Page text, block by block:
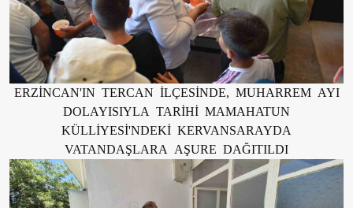
ERZİNCAN'IN TERCAN İLÇESİNDE, MUHARREM AYI
DOLAYISIYLA TARİHİ MAMAHATUN
KÜLLİYESİ'NDEKİ KERVANSARAYDA
VATANDAŞLARA AŞURE DAĞITILDI